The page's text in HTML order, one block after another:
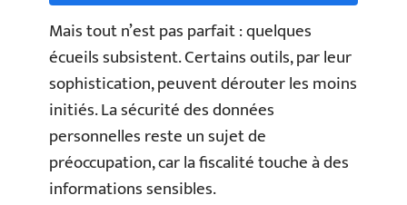
Mais tout n’est pas parfait : quelques
écueils subsistent. Certains outils, par leur
sophistication, peuvent dérouter les moins
initiés. La sécurité des données
personnelles reste un sujet de
préoccupation, car la fiscalité touche à des
informations sensibles.